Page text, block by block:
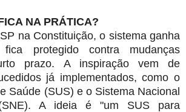
NA PRÁTICA?
na Constituição, o sistema ganha
protegido contra mudanças
prazo. A inspiração vem de
já implementados, como o
Saúde (SUS) e o Sistema Nacional
A ideia é "um SUS para